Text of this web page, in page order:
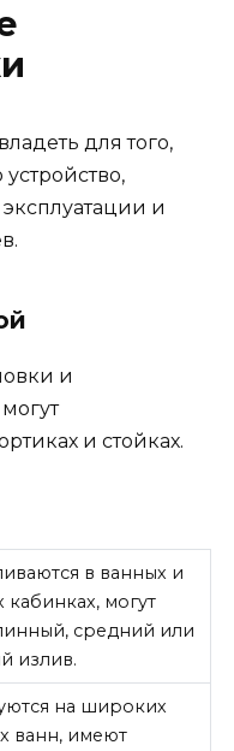
для того,
и
и
и стойках.
в ванных и
могут
средний или
излив.
на широких
ванн, имеют